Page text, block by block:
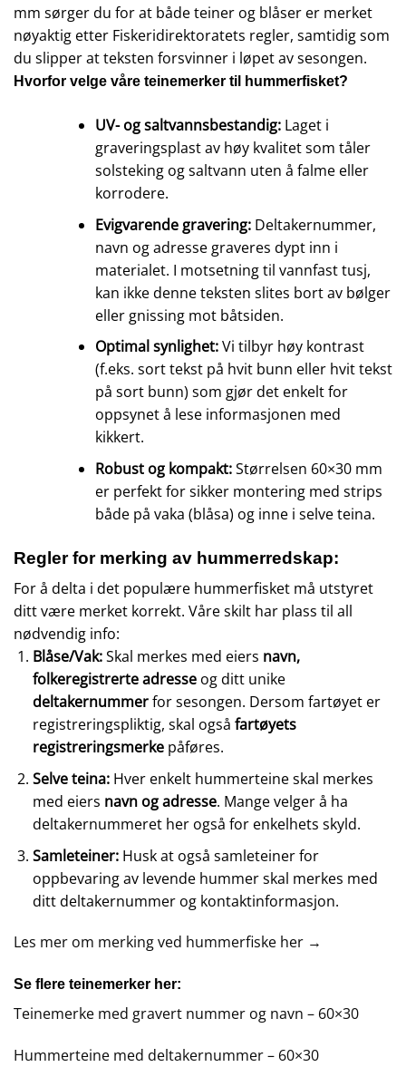
mm sørger du for at både teiner og blåser er merket
nøyaktig etter Fiskeridirektoratets regler, samtidig som
du slipper at teksten forsvinner i løpet av sesongen.
Hvorfor velge våre teinemerker til hummerfisket?
UV- og saltvannsbestandig:Laget i
graveringsplast av høy kvalitet som tåler
solsteking og saltvann uten å falme eller
korrodere.
Evigvarende gravering:Deltakernummer,
navn og adresse graveres dypt inn i
materialet. I motsetning til vannfast tusj,
kan ikke denne teksten slites bort av bølger
eller gnissing mot båtsiden.
Optimal synlighet:Vi tilbyr høy kontrast
(f.eks. sort tekst på hvit bunn eller hvit tekst
på sort bunn) som gjør det enkelt for
oppsynet å lese informasjonen med
kikkert.
Robust og kompakt:Størrelsen 60×30 mm
er perfekt for sikker montering med strips
både på vaka (blåsa) og inne i selve teina.
Regler for merking av hummerredskap:
For å delta i det populære hummerfisket må utstyret
ditt være merket korrekt. Våre skilt har plass til all
nødvendig info:
Blåse/Vak:Skal merkes med eiers navn,
folkeregistrerte adresseog ditt unike
deltakernummerfor sesongen. Dersom fartøyet er
registreringspliktig, skal også fartøyets
registreringsmerkepåføres.
Selve teina:Hver enkelt hummerteine skal merkes
med eiers navn og adresse. Mange velger å ha
deltakernummeret her også for enkelhets skyld.
Samleteiner:Husk at også samleteiner for
oppbevaring av levende hummer skal merkes med
ditt deltakernummer og kontaktinformasjon.
Les mer om merking ved hummerfiske her →
Se flere teinemerker her:
Teinemerke med gravert nummer og navn – 60×30
Hummerteine med deltakernummer – 60×30